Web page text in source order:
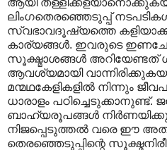
ലിംഗതെരഞ്ഞെടുപ്പ്
സ്വഭാവദൂഷ്യത്തെ
കാര്യങ്ങള്‍. ഇവരുടെ
സൂക്ഷ്മാശങ്ങള്‍ അറിയേണ്ടത്
ആവശ്യമായി
മന്മഥകേളികളില്‍ നിന്നും
ധാരാളം
ബാഹ്യരൂപങ്ങള്‍
നിജപ്പെടുത്തല്‍ വരെ ഈ
തെരഞ്ഞെടുപ്പിന്റെ